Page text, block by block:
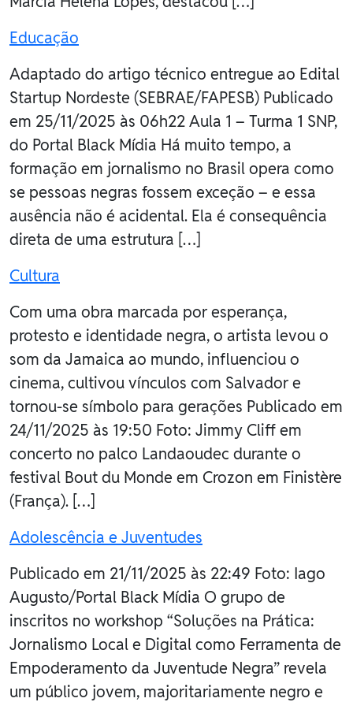
Educação
Adaptado do artigo técnico entregue ao Edital
Startup Nordeste (SEBRAE/FAPESB) Publicado
em 25/11/2025 às 06h22 Aula 1 – Turma 1 SNP,
do Portal Black Mídia Há muito tempo, a
formação em jornalismo no Brasil opera como
se pessoas negras fossem exceção – e essa
ausência não é acidental. Ela é consequência
direta de uma estrutura […]
Cultura
Com uma obra marcada por esperança,
protesto e identidade negra, o artista levou o
som da Jamaica ao mundo, influenciou o
cinema, cultivou vínculos com Salvador e
tornou-se símbolo para gerações Publicado em
24/11/2025 às 19:50 Foto: Jimmy Cliff em
concerto no palco Landaoudec durante o
festival Bout du Monde em Crozon em Finistère
(França). […]
Adolescência e Juventudes
Publicado em 21/11/2025 às 22:49 Foto: Iago
Augusto/Portal Black Mídia O grupo de
inscritos no workshop “Soluções na Prática:
Jornalismo Local e Digital como Ferramenta de
Empoderamento da Juventude Negra” revela
um público jovem, majoritariamente negro e